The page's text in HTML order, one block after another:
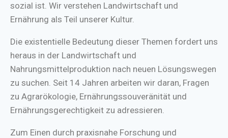
sozial ist. Wir verstehen Landwirtschaft und
Ernährung als Teil unserer Kultur.
Die existentielle Bedeutung dieser Themen fordert uns
heraus in der Landwirtschaft und
Nahrungsmittelproduktion nach neuen Lösungswegen
zu suchen. Seit 14 Jahren arbeiten wir daran, Fragen
zu Agrarökologie, Ernährungssouveränität und
Ernährungsgerechtigkeit zu adressieren.
Zum Einen durch praxisnahe Forschung und